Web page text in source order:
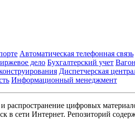
Автоматическая телефонная связь
дело Бухгалтерский учет
Диспетчерская
Информационный менеджмент
цифровых
сети Интернет. Репозиторий